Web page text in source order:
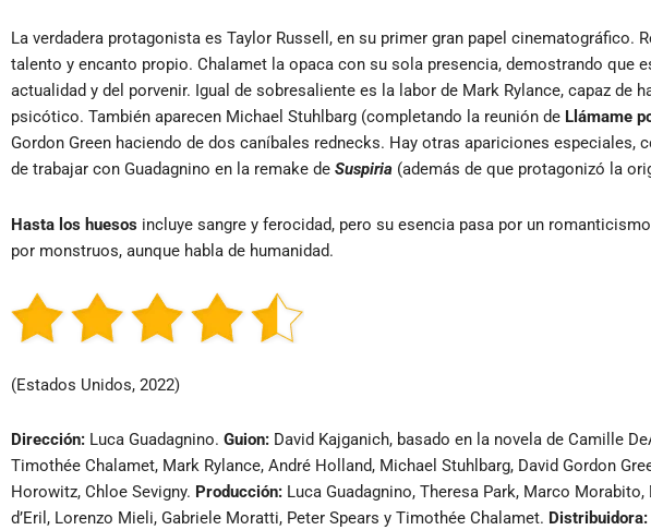
La verdadera protagonista es Taylor Russell, en su primer gran papel cinematográfico.
talento y encanto propio. Chalamet la opaca con su sola presencia, demostrando que
actualidad y del porvenir. Igual de sobresaliente es la labor de Mark Rylance, capaz de
psicótico. También aparecen Michael Stuhlbarg (completando la reunión de Llámame
Gordon Green haciendo de dos caníbales rednecks. Hay otras apariciones especiales,
de trabajar con Guadagnino en la remake de Suspiria (además de que protagonizó la
Hasta los huesos incluye sangre y ferocidad, pero su esencia pasa por un
por monstruos, aunque habla de humanidad.
(Estados Unidos, 2022)
Dirección: Luca Guadagnino. Guion: David Kajganich, basado en la novela de Camille
Timothée Chalamet, Mark Rylance, André Holland, Michael Stuhlbarg, David Gordon
Horowitz, Chloe Sevigny. Producción: Luca Guadagnino, Theresa Park, Marco
d’Eril, Lorenzo Mieli, Gabriele Moratti, Peter Spears y Timothée Chalamet. Distribuidora: